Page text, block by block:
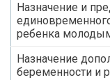
Назначение и
ребенка
Назначение
беременности и